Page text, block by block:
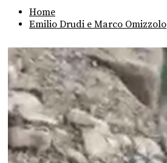
Home
Emilio Drudi e Marco Omizzolo